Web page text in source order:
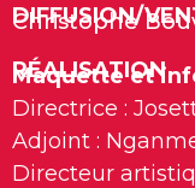
DIFFUSION/
Christophe
RÉALISATION
Maquette et
Directrice :
Adjoint :
Directeur